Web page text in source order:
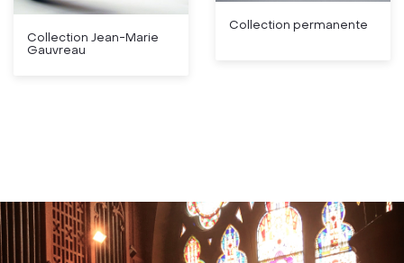
Collection Jean-Marie
Gauvreau
Collection permanente